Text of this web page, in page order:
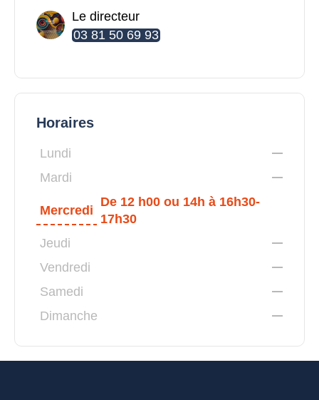
Le directeur
03 81 50 69 93
Horaires
Lundi
Mardi
Mercredi
De 12 h00 ou 14h à 16h30-
17h30
Jeudi
Vendredi
Samedi
Dimanche